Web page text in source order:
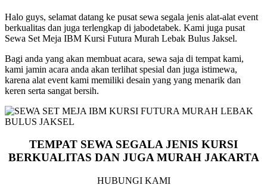
Halo guys, selamat datang ke pusat sewa segala jenis alat-alat event
berkualitas dan juga terlengkap di jabodetabek. Kami juga pusat
Sewa Set Meja IBM Kursi Futura Murah Lebak Bulus Jaksel.
Bagi anda yang akan membuat acara, sewa saja di tempat kami,
kami jamin acara anda akan terlihat spesial dan juga istimewa,
karena alat event kami memiliki desain yang yang menarik dan
keren serta sangat bersih.
TEMPAT SEWA SEGALA JENIS KURSI
BERKUALITAS DAN JUGA MURAH JAKARTA
HUBUNGI KAMI